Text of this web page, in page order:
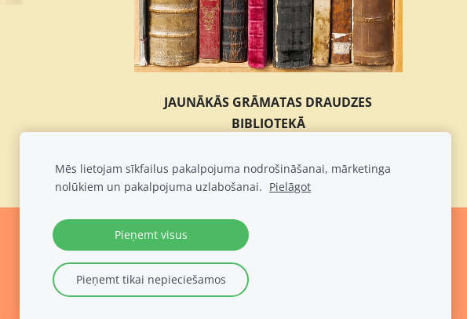
JAUNĀKĀS GRĀMATAS DRAUDZES
BIBLIOTEKĀ
Mēs lietojam sīkfailus pakalpojuma nodrošināšanai, mārketinga
nolūkiem un pakalpojuma uzlabošanai. Pielāgot
Pieņemt visus
Pieņemt tikai nepieciešamos